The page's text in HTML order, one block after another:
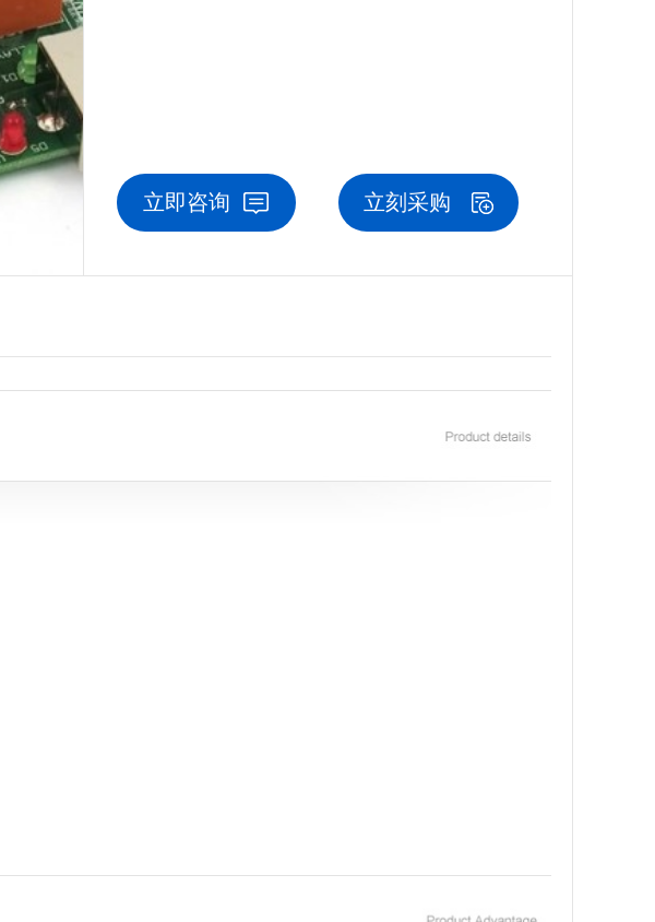
立即咨询 立刻采购